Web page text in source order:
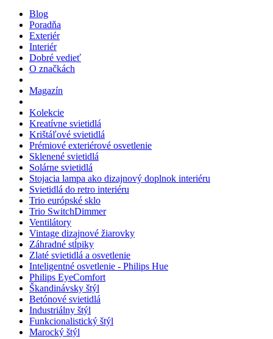
Blog
Poradňa
Exteriér
Interiér
Dobré vedieť
O značkách
Magazín
Kolekcie
Kreatívne svietidlá
Krištáľové svietidlá
Prémiové exteriérové osvetlenie
Sklenené svietidlá
Solárne svietidlá
Stojacia lampa ako dizajnový doplnok interiéru
Svietidlá do retro interiéru
Trio európské sklo
Trio SwitchDimmer
Ventilátory
Vintage dizajnové žiarovky
Záhradné stĺpiky
Zlaté svietidlá a osvetlenie
Inteligentné osvetlenie - Philips Hue
Philips EyeComfort
Škandinávsky štýl
Betónové svietidlá
Industriálny štýl
Funkcionalistický štýl
Marocký štýl